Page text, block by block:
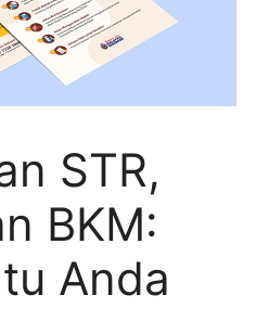
STR,
BKM:
Anda